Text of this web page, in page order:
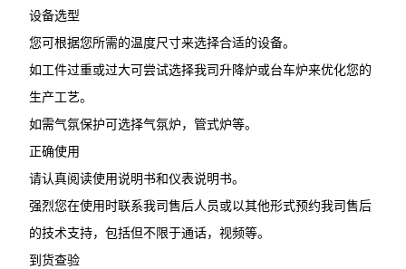
设备选型
您可根据您所需的温度尺寸来选择合适的设备。
如工件过重或过大可尝试选择我司升降炉或台车炉来优化您的
生产工艺。
如需气氛保护可选择气氛炉，管式炉等。
正确使用
请认真阅读使用说明书和仪表说明书。
强烈您在使用时联系我司售后人员或以其他形式预约我司售后
的技术支持，包括但不限于通话，视频等。
到货查验